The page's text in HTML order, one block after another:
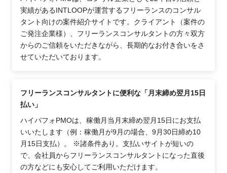
実績があるINTLOOPが運営するフリーランスのコンサル
タント向けの案件紹介サイトです。クライアント（案件の
ご発注企業様）、フリーランスコンサルタントの方々双方
からのご信頼をいただきながら、長期的なお付き合いをさ
せていただいております。
フリーランスコンサルタントに便利な「月末締め翌月15日
払い」
ハイパフォPMOは、稼働月当月末締め翌月15日にお支払
いいたします（例：稼働月が9月の場合、9月30日締め10
月15日支払）。 ※諸条件あり。支払いサイトが短いの
で、会社員からフリーランスコンサルタントになった直後
の方などにも安心してご利用いただけます。